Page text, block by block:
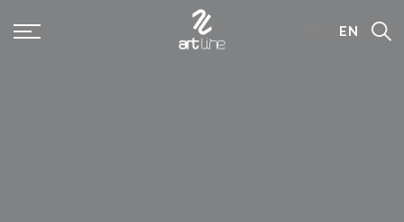
EN
Panneau de gestion des cookies